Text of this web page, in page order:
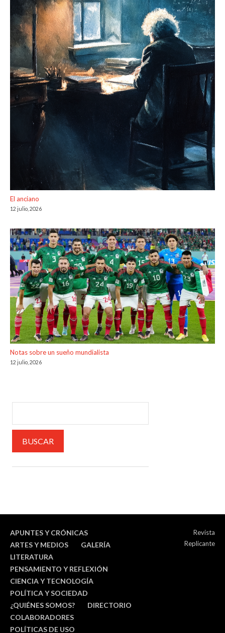
El anciano
12 julio, 2026
Notas sobre un sueño mundialista
12 julio, 2026
APUNTES Y CRÓNICAS
ARTES Y MEDIOS
GALERÍA
LITERATURA
PENSAMIENTO Y REFLEXIÓN
CIENCIA Y TECNOLOGÍA
POLÍTICA Y SOCIEDAD
¿QUIÉNES SOMOS?
DIRECTORIO
COLABORADORES
POLÍTICAS DE USO
Revista
Replicante